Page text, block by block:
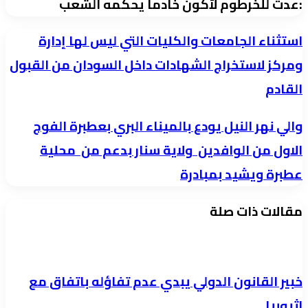
استثناء
الجامعات
والكليات
التي
ليس
لها
إدارة
ومركز
لاستخراج
من
استثناء الجامعات والكليات التي ليس لها إدارة
ومركز لاستخراج الشهادات داخل السودان من القبول
القادم
والي
نهر
النيل
يودع
بالميناء
الاول
والي نهر النيل يودع بالميناء البري بعطبرة الفوج
الاول من الوافدين ولاية سنار بدعم من محلية
عطبرة ويشيد بمبادرة
مقالات ذات صلة
خبير القانون الدولي يبدي عدم تفاؤله باتفاق مع